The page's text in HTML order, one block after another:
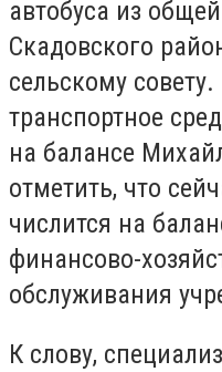
автобуса из
Скадовского
сельскому
транспортное
на балансе
отметить, что
числится на
финансово-
обслуживания
К слову,